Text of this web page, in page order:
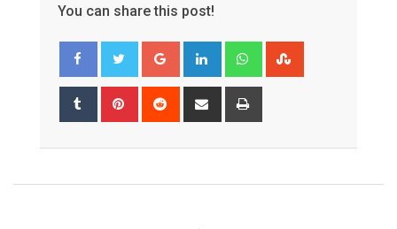
You can share this post!
Google+ LinkedIn Whatsapp
Tumblr Pinterest Reddit
Share